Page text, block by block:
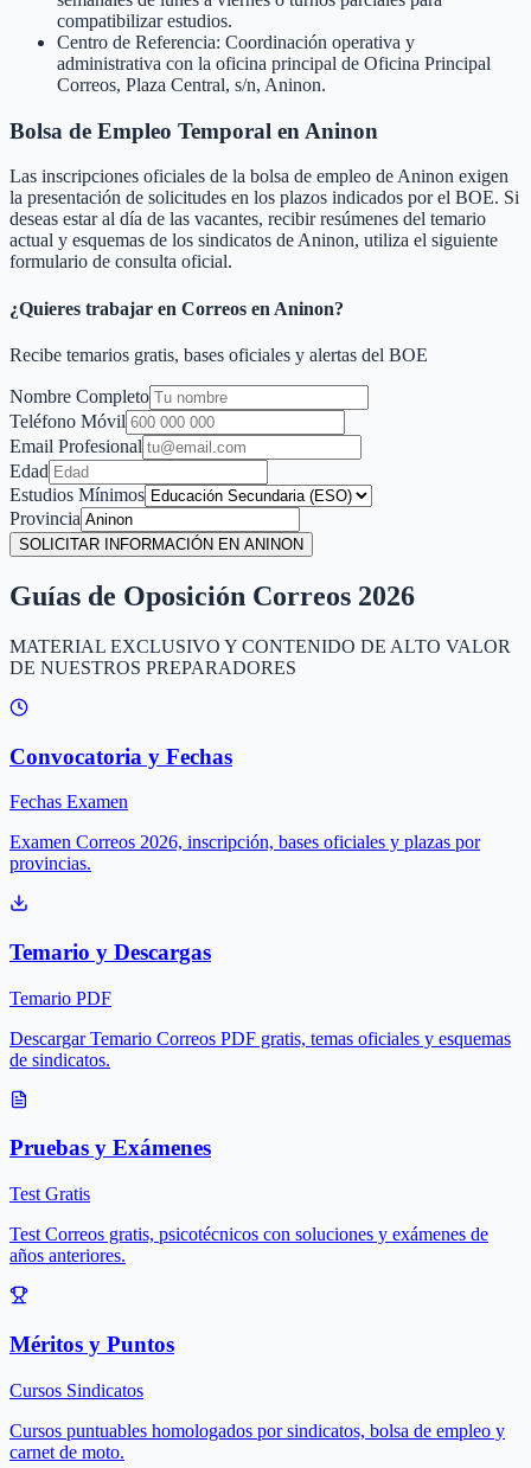
compatibilizar estudios.
Centro de Referencia: Coordinación operativa y
administrativa con la oficina principal de Oficina Principal
Correos, Plaza Central, s/n, Aninon.
Bolsa de Empleo Temporal en Aninon
Las inscripciones oficiales de la bolsa de empleo deAninon exigen
la presentación de solicitudes en los plazos indicados por el BOE. Si
deseas estar al día de las vacantes, recibir resúmenes del temario
actual y esquemas de los sindicatos deAninon, utiliza el siguiente
formulario de consulta oficial.
¿Quieres trabajar en Correos en Aninon?
Recibe temarios gratis, bases oficiales y alertas del BOE
Nombre Completo
Teléfono Móvil
Email Profesional
Edad
Estudios Mínimos
Provincia
SOLICITAR INFORMACIÓN EN ANINON
Guías de Oposición Correos 2026
MATERIAL EXCLUSIVO Y CONTENIDO DE ALTO VALOR
DE NUESTROS PREPARADORES
Convocatoria y Fechas
Fechas Examen
Examen Correos 2026, inscripción, bases oficiales y plazas por
provincias.
Temario y Descargas
Temario PDF
Descargar Temario Correos PDF gratis, temas oficiales y esquemas
de sindicatos.
Pruebas y Exámenes
Test Gratis
Test Correos gratis, psicotécnicos con soluciones y exámenes de
años anteriores.
Méritos y Puntos
Cursos Sindicatos
Cursos puntuables homologados por sindicatos, bolsa de empleo y
carnet de moto.